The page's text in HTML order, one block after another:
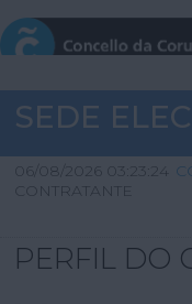
SEDE
06/08/2026 03:23:24
CONTRATANTE
PERFIL DO